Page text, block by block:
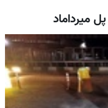
میرداماد